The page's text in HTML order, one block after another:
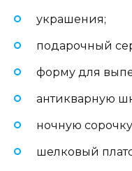
украшения;
подарочный
форму для
антикварную
ночную
шелковый